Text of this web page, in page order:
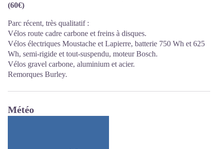
(60€)
Parc récent, très qualitatif :
Vélos route cadre carbone et freins à disques.
Vélos électriques Moustache et Lapierre, batterie 750 Wh et 625
Wh, semi-rigide et tout-suspendu, moteur Bosch.
Vélos gravel carbone, aluminium et acier.
Remorques Burley.
Météo